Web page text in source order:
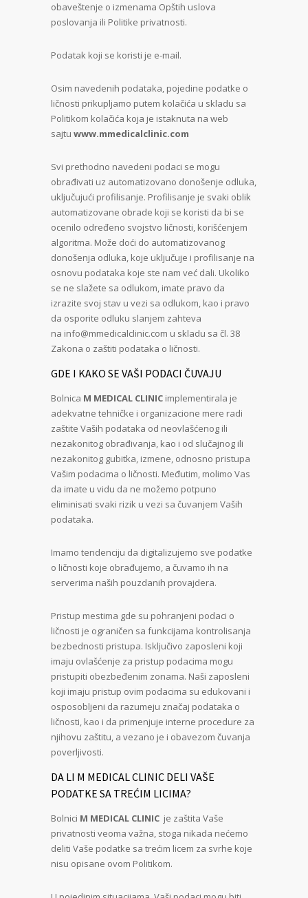
obaveštenje o izmenama Opštih uslova
poslovanja ili Politike privatnosti.
Podatak koji se koristi je e-mail.
Osim navedenih podataka, pojedine podatke o
ličnosti prikupljamo putem kolačića u skladu sa
Politikom kolačića koja je istaknuta na web
sajtu www.mmedicalclinic.com
Svi prethodno navedeni podaci se mogu
obrađivati uz automatizovano donošenje odluka,
uključujući profilisanje. Profilisanje je svaki oblik
automatizovane obrade koji se koristi da bi se
ocenilo određeno svojstvo ličnosti, korišćenjem
algoritma. Može doći do automatizovanog
donošenja odluka, koje uključuje i profilisanje na
osnovu podataka koje ste nam već dali. Ukoliko
se ne slažete sa odlukom, imate pravo da
izrazite svoj stav u vezi sa odlukom, kao i pravo
da osporite odluku slanjem zahteva
na info@mmedicalclinic.com u skladu sa čl. 38
Zakona o zaštiti podataka o ličnosti.
GDE I KAKO SE VAŠI PODACI ČUVAJU
Bolnica M MEDICAL CLINIC implementirala je
adekvatne tehničke i organizacione mere radi
zaštite Vaših podataka od neovlašćenog ili
nezakonitog obrađivanja, kao i od slučajnog ili
nezakonitog gubitka, izmene, odnosno pristupa
Vašim podacima o ličnosti. Međutim, molimo Vas
da imate u vidu da ne možemo potpuno
eliminisati svaki rizik u vezi sa čuvanjem Vaših
podataka.
Imamo tendenciju da digitalizujemo sve podatke
o ličnosti koje obrađujemo, a čuvamo ih na
serverima naših pouzdanih provajdera.
Pristup mestima gde su pohranjeni podaci o
ličnosti je ograničen sa funkcijama kontrolisanja
bezbednosti pristupa. Isključivo zaposleni koji
imaju ovlašćenje za pristup podacima mogu
pristupiti obezbeđenim zonama. Naši zaposleni
koji imaju pristup ovim podacima su edukovani i
osposobljeni da razumeju značaj podataka o
ličnosti, kao i da primenjuje interne procedure za
njihovu zaštitu, a vezano je i obavezom čuvanja
poverljivosti.
DA LI M MEDICAL CLINIC DELI VAŠE
PODATKE SA TREĆIM LICIMA?
Bolnici M MEDICAL CLINIC je zaštita Vaše
privatnosti veoma važna, stoga nikada nećemo
deliti Vaše podatke sa trećim licem za svrhe koje
nisu opisane ovom Politikom.